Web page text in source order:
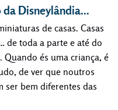
da Disneylândia…
de casas. Casas
de toda a parte e até do
és uma criança, é
de ver que noutros
ser bem diferentes das